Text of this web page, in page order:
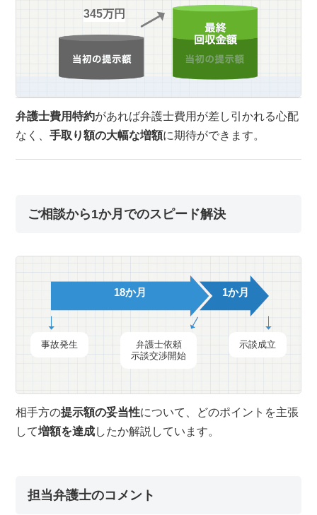
345万円
弁護士費用特約があれば弁護士費用が差し引かれる心配
なく、手取り額の大幅な増額に期待ができます。
ご相談から1か月でのスピード解決
18か月 1か月
事故発生
弁護士依頼
示談交渉開始
示談成立
相手方の提示額の妥当性について、どのポイントを主張
して増額を達成したか解説しています。
担当弁護士のコメント